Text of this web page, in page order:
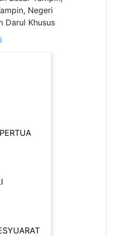
Negeri
Darul Khusus